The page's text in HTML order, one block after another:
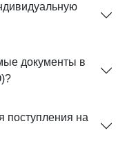
документы в
поступления на